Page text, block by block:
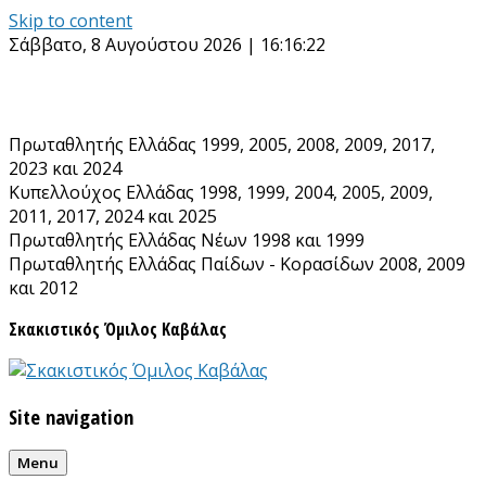
Skip to content
Σάββατο, 8 Αυγούστου 2026 | 16:16:22
Πρωταθλητής Ελλάδας 1999, 2005, 2008, 2009, 2017,
2023 και 2024
Κυπελλούχος Ελλάδας 1998, 1999, 2004, 2005, 2009,
2011, 2017, 2024 και 2025
Πρωταθλητής Ελλάδας Νέων 1998 και 1999
Πρωταθλητής Ελλάδας Παίδων - Κορασίδων 2008, 2009
και 2012
Σκακιστικός Όμιλος Καβάλας
Site navigation
Menu